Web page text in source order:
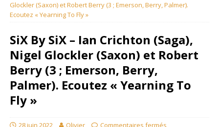
Glockler (Saxon) et Robert Berry (3 ; Emerson, Berry, Palmer).
Ecoutez « Yearning To Fly »
SiX By SiX – Ian Crichton (Saga),
Nigel Glockler (Saxon) et Robert
Berry (3 ; Emerson, Berry,
Palmer). Ecoutez « Yearning To
Fly »
28 juin 2022 Olivier Commentaires fermés